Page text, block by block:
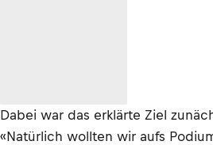
Dabei war das erklärte Ziel
«Natürlich wollten wir aufs